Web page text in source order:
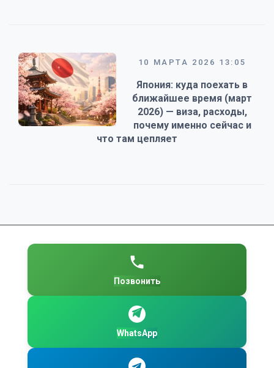
10 МАРТА 2026 13:05
Япония: куда поехать в
ближайшее время (март
2026) — виза, расходы,
почему именно сейчас и
что там цепляет
Позвонить
WhatsApp